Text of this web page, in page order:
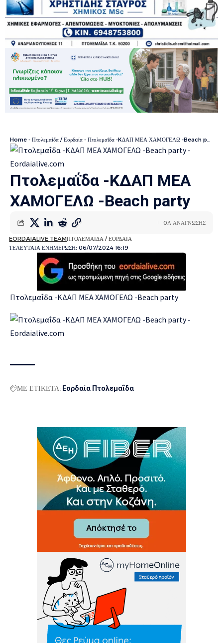
Home - Πτολεμαΐδα / Εορδαία - Πτολεμαΐδα -KΔΑΠ ΜΕΑ ΧΑΜΟΓΕΛΩ -Beach party
Πτολεμαΐδα -KΔΑΠ ΜΕΑ
ΧΑΜΟΓΕΛΩ -Beach party
ΤΕΛΕΥΤΑΙΑ ΕΝΗΜΕΡΩΣΗ: 06/07/2024 16:19
EORDAIALIVE TEAMΠΤΟΛΕΜΑΪΔΑ / ΕΟΡΔΑΙΑ
0Λ ΑΝΑΓΝΩΣΗΣ
Πτολεμαΐδα -KΔΑΠ ΜΕΑ ΧΑΜΟΓΕΛΩ -Beach party
ΜΕ ΕΤΙΚΕΤΑ: Εορδαία Πτολεμαΐδα